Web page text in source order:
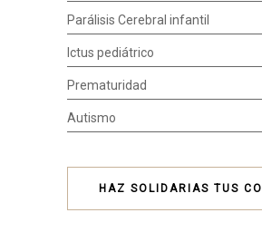
Parálisis Cerebral infantil
Ictus pediátrico
Prematuridad
Autismo
HAZ SOLIDARIAS TUS